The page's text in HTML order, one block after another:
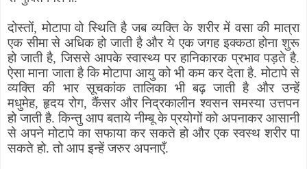
दोस्तों,मोटापा वो स्थिति है जब व्यक्ति के शरीर में वसा की मात्रा
एक सीमा से अधिक हो जाती है और ये एक जगह इक्कठा होना शुरू
हो जाती है,जिससे आपके स्वास्थ्य पर हानिकारक प्रभाव पड़ते है.
ऐसा माना जाता है कि मोटापा आयु को भी कम कर देता है. मोटापे से
व्यक्ति की भार सूचकांक तालिका भी बढ़ जाती है और उन्हें
मधुमेह,हृदय रोग,कैंसर और निद्रकालीन श्वसन समस्या उत्तपन
हो जाती है. किन्तु आप बताये नीम्बू के प्रयोगों को अपनाकर आसानी
से अपने मोटापे का सफाया कर सकते हो और एक स्वस्थ शरीर पा
सकते हो. तो आप इन्हें जरुर अपनाएँ.